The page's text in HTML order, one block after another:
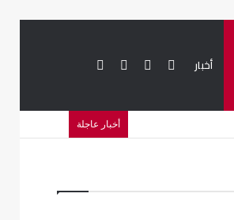
أخبار بحث تسجيل تويتر
أخبار عاجلة